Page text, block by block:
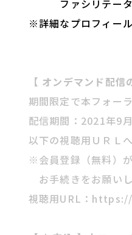
ファシリテータ
※詳細なプロフィール
【 オンデマンド配
期間限定で本フォー
配信期間：2021年
以下の視聴用ＵＲＬ
※会員登録（無料）
お手続きをお願いし
視聴用URL：